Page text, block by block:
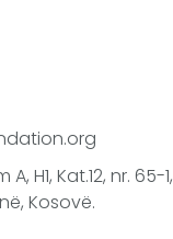
H1, Kat.12, nr. 65-1,
Kosovë.